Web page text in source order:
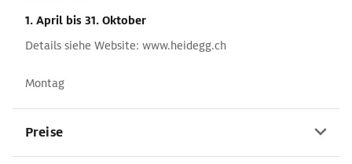
1. April bis 31. Oktober
Details siehe Website: www.heidegg.ch
Montag
Preise